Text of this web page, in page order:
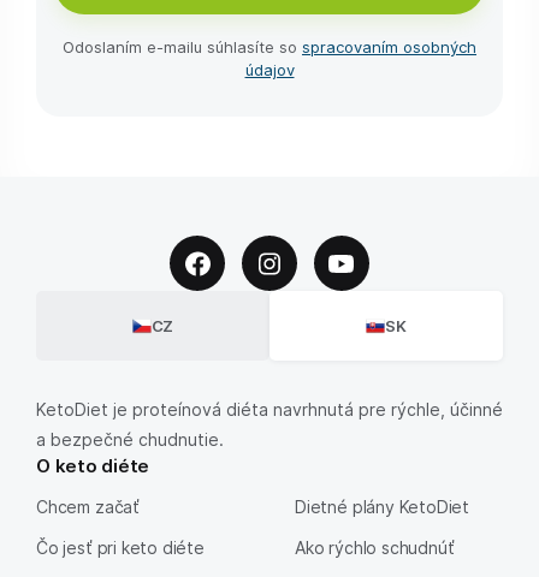
Odoslaním e-⁠mailu súhlasíte so spracovaním osobných
údajov
CZ SK
KetoDiet je proteínová diéta navrhnutá pre rýchle, účinné
a bezpečné chudnutie.
O keto diéte
Chcem začať
Čo jesť pri keto diéte
Dietné plány KetoDiet
Ako rýchlo schudnúť